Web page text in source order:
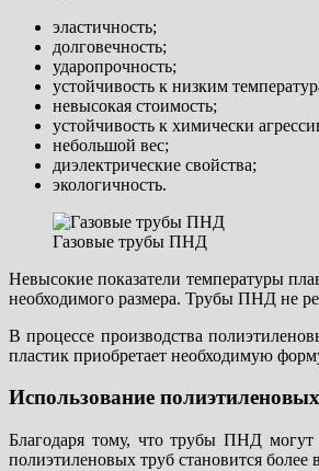
эластичность;
долговечность;
ударопрочность;
устойчивость к низким
невысокая стоимость;
устойчивость к химически
небольшой вес;
диэлектрические свойства;
экологичность.
Газовые трубы ПНД
Невысокие показатели температуры
необходимого размера. Трубы ПНД не
В процессе производства
пластик приобретает необходимую
Использование
Благодаря тому, что трубы ПНД могут
полиэтиленовых труб становится